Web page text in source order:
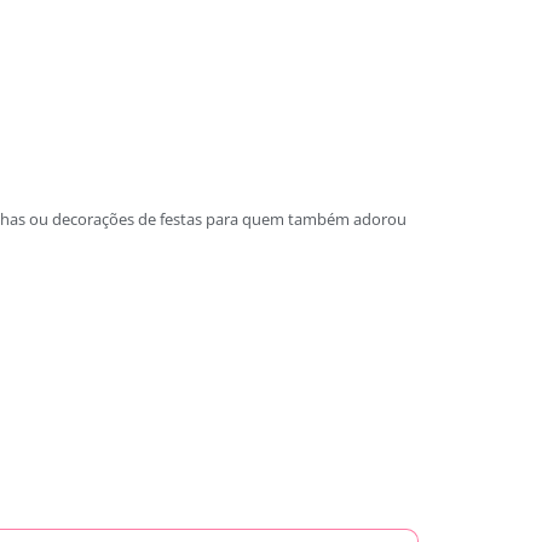
ou decorações de festas para quem também adorou